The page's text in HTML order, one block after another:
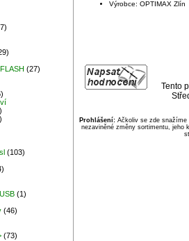
(27)
(103)
(1)
(46)
(73)
Výrobce: OPTIMAX Zlín
Tento
Prohlášení:Ačkoliv se zde snažíme
nezaviněné změny sortimentu, jeho